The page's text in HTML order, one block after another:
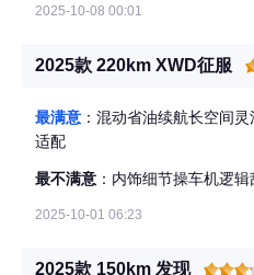
的，很好的提醒了路人此刻你
驶，车速随意设置，跟车距离
的大五座坐着很舒服一点也不
1500km超长续航，长途旅行既
调自带香氛系统，车子提到手
豫的选它，性价比还是挺高的
2025-10-08 00:01
2025款 220km XWD征服
最满意 ：混动省油续航长空间
适配
最不满意 ：内饰细节操车机逻
2025-10-01 06:23
2025款 150km 发现